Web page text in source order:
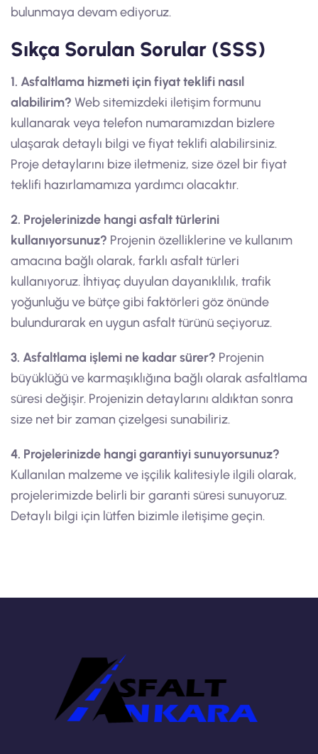
bulunmaya devam ediyoruz.
Sıkça Sorulan Sorular (SSS)
1. Asfaltlama hizmeti için fiyat teklifi nasıl
alabilirim? Web sitemizdeki iletişim formunu
kullanarak veya telefon numaramızdan bizlere
ulaşarak detaylı bilgi ve fiyat teklifi alabilirsiniz.
Proje detaylarını bize iletmeniz, size özel bir fiyat
teklifi hazırlamamıza yardımcı olacaktır.
2. Projelerinizde hangi asfalt türlerini
kullanıyorsunuz? Projenin özelliklerine ve kullanım
amacına bağlı olarak, farklı asfalt türleri
kullanıyoruz. İhtiyaç duyulan dayanıklılık, trafik
yoğunluğu ve bütçe gibi faktörleri göz önünde
bulundurarak en uygun asfalt türünü seçiyoruz.
3. Asfaltlama işlemi ne kadar sürer? Projenin
büyüklüğü ve karmaşıklığına bağlı olarak asfaltlama
süresi değişir. Projenizin detaylarını aldıktan sonra
size net bir zaman çizelgesi sunabiliriz.
4. Projelerinizde hangi garantiyi sunuyorsunuz?
Kullanılan malzeme ve işçilik kalitesiyle ilgili olarak,
projelerimizde belirli bir garanti süresi sunuyoruz.
Detaylı bilgi için lütfen bizimle iletişime geçin.